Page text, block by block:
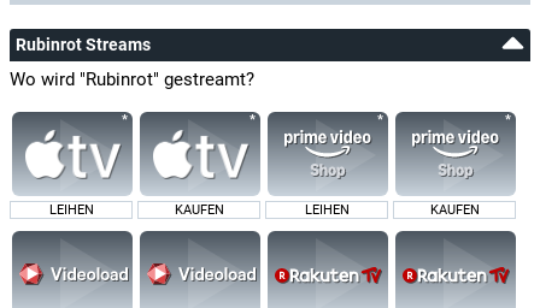
Rubinrot Streams
Wo wird "Rubinrot" gestreamt?
LEIHEN KAUFEN LEIHEN KAUFEN